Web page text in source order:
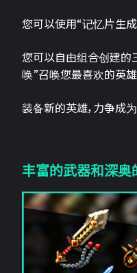
您可以使用“记忆片生
您可以自由组合创建的
唤”召唤您最喜欢的英雄
装备新的英雄，力争成
丰富的武器和深奥